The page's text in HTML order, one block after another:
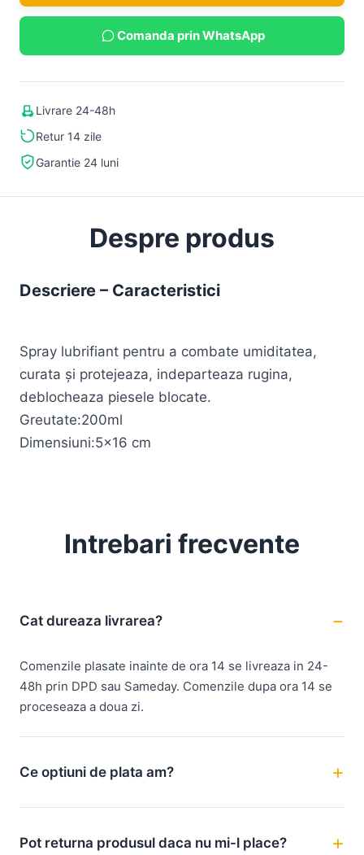
Comanda prin WhatsApp
Livrare 24-48h
Retur 14 zile
Garantie 24 luni
Despre produs
Descriere – Caracteristici
Spray lubrifiant pentru a combate umiditatea,
curata şi protejeaza, indeparteaza rugina,
deblocheaza piesele blocate.
Greutate:200ml
Dimensiuni:5×16 cm
Intrebari frecvente
Cat dureaza livrarea?
Comenzile plasate inainte de ora 14 se livreaza in 24-
48h prin DPD sau Sameday. Comenzile dupa ora 14 se
proceseaza a doua zi.
Ce optiuni de plata am?
Pot returna produsul daca nu mi-l place?